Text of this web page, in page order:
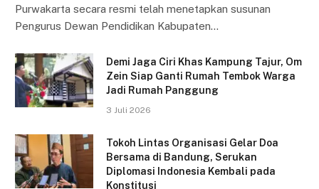
Purwakarta secara resmi telah menetapkan susunan
Pengurus Dewan Pendidikan Kabupaten…
Demi Jaga Ciri Khas Kampung Tajur, Om
Zein Siap Ganti Rumah Tembok Warga
Jadi Rumah Panggung
3 Juli 2026
Tokoh Lintas Organisasi Gelar Doa
Bersama di Bandung, Serukan
Diplomasi Indonesia Kembali pada
Konstitusi